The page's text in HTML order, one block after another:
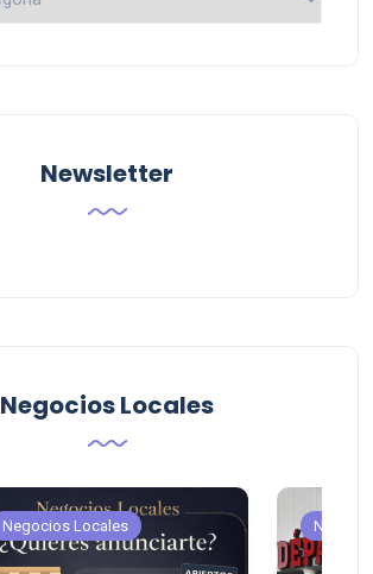
Newsletter
Negocios Locales
Negocios Locales